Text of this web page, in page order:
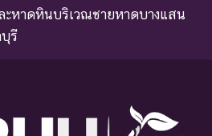
ะหาดหินบริเวณชายหาดบางแสน
รี